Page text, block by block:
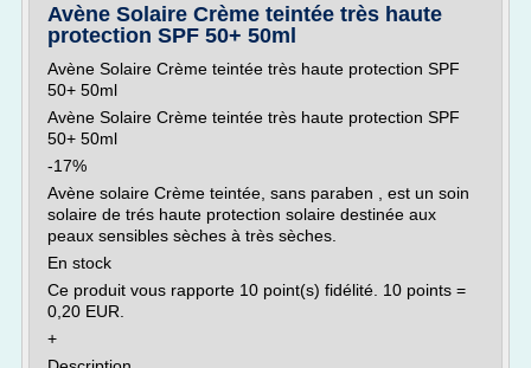
Avène Solaire Crème teintée très haute
protection SPF 50+ 50ml
Avène Solaire Crème teintée très haute protection SPF
50+ 50ml
Avène Solaire Crème teintée très haute protection SPF
50+ 50ml
-17%
Avène solaire Crème teintée, sans paraben , est un soin
solaire de trés haute protection solaire destinée aux
peaux sensibles sèches à très sèches.
En stock
Ce produit vous rapporte 10 point(s) fidélité. 10 points =
0,20 EUR.
+